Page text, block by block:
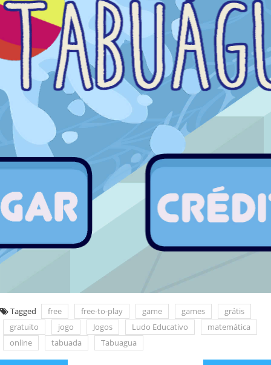
Tagged free free-to-play game games
grátis
gratuito
jogo Jogos Ludo Educativo
matemática
online
tabuada Tabuagua